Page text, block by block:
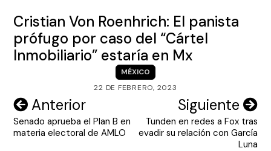
Cristian Von Roenhrich: El panista
prófugo por caso del “Cártel
Inmobiliario” estaría en Mx
MÉXICO
22 DE FEBRERO, 2023
Navegación
de
Anterior
Senado aprueba el Plan B en
materia electoral de AMLO
Siguiente
Tunden en redes a Fox tras
evadir su relación con García
Luna